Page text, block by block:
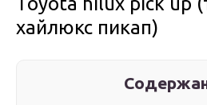
хайлюкс пикап)